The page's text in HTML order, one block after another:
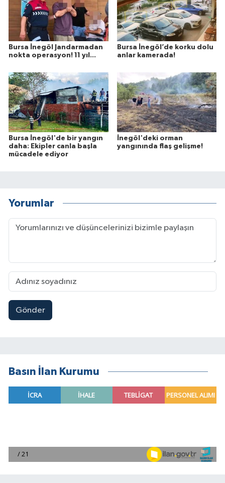
Bursa İnegöl Jandarmadan
nokta operasyon! 11 yıl...
Bursa İnegöl’de korku dolu
anlar kamerada!
Bursa İnegöl'de bir yangın
daha: Ekipler canla başla
mücadele ediyor
İnegöl'deki orman
yangınında flaş gelişme!
Yorumlar
Gönder
Basın İlan Kurumu